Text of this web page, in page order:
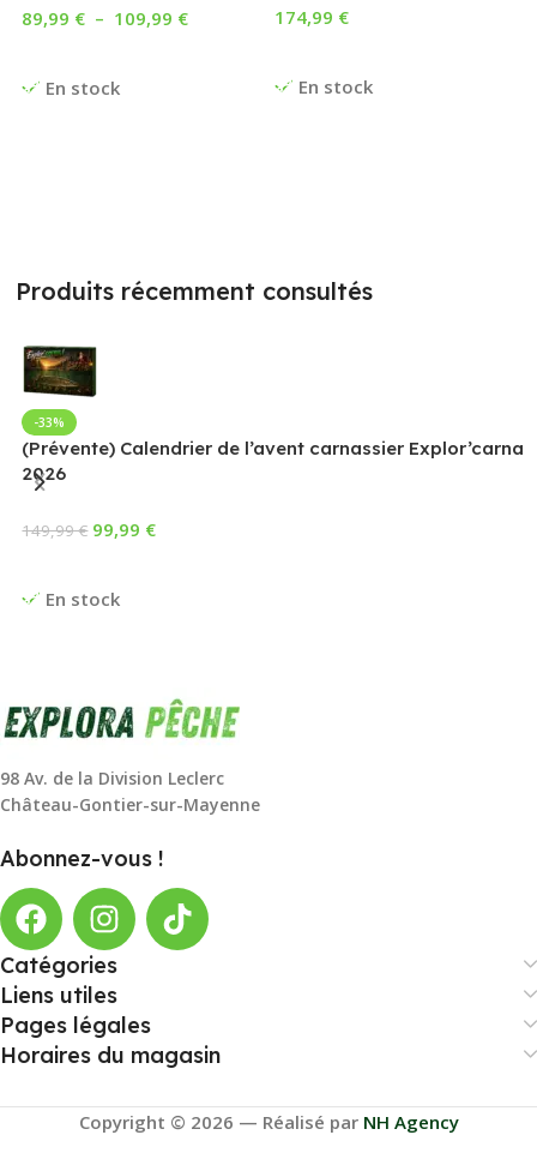
En stock
89,99 € – 109,99 €
En stock
174,99 €
Produits récemment consultés
-33%
(Prévente) Calendrier de l’avent carnassier Explor’carna
2026
En stock
149,99€ 99,99 €
98 Av. de la Division Leclerc
Château-Gontier-sur-Mayenne
Abonnez-vous !
Catégories
Liens utiles
Pages légales
Horaires du magasin
Copyright © 2026 — Réalisé par NH Agency